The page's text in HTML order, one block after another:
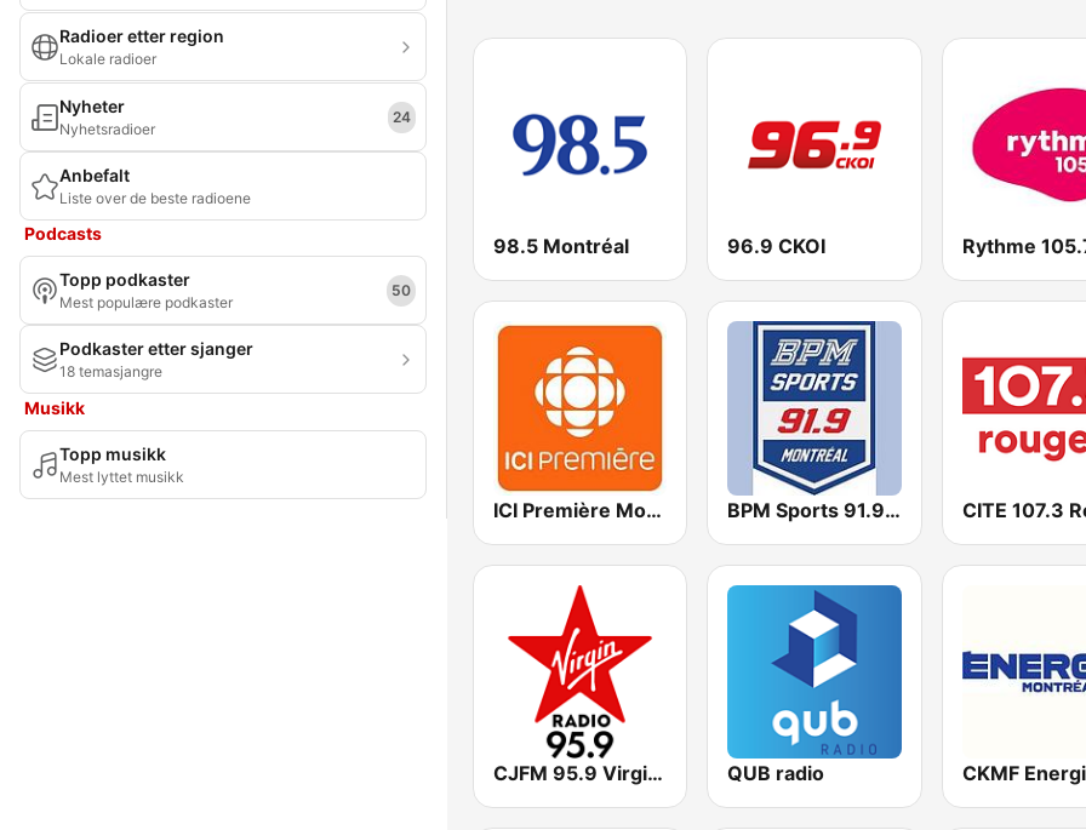
Radioer etter region
Lokale radioer
Nyheter
Nyhetsradioer
24
Anbefalt
Liste over de beste radioene
Podcasts
Topp podkaster
Mest populære podkaster
50
Podkaster etter sjanger
18 temasjangre
Musikk
Topp musikk
Mest lyttet musikk
98.5 Montréal 96.9 CKOI Rythme
ICI Première Montréal BPM Sports 91.9 FM
CJFM 95.9 Virgin Radio Montreal QUB radio